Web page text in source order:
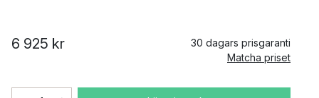
6 925 kr
30 dagars prisgaranti
Matcha priset